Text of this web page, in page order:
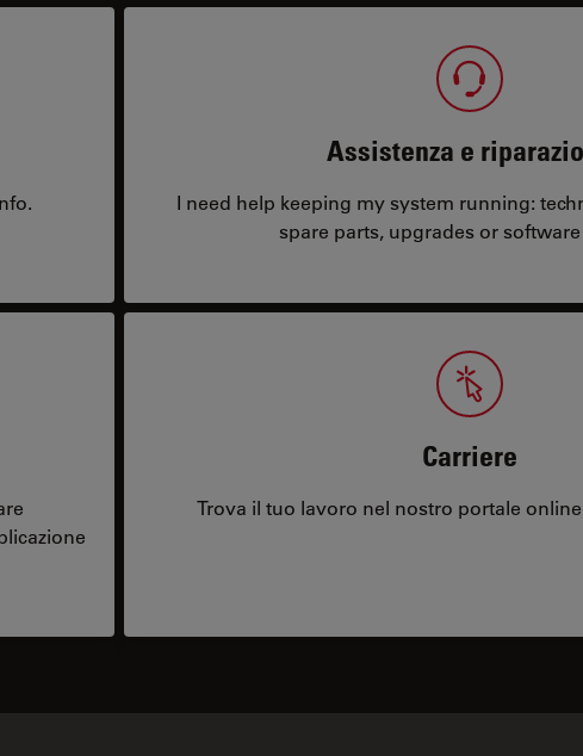
Assistenza e
I need help keeping my system running:
spare parts, upgrades or
Carriere
Trova il tuo lavoro nel nostro portale